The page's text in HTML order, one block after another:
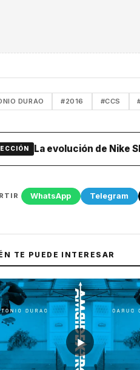
DURAO #2016 #CCS
La evolución de Nike
WhatsApp Telegram
TE PUEDE INTERESAR
▶